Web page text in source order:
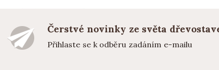
Čerstvé novinky ze světa
Přihlaste se k odběru zadáním e-mailu